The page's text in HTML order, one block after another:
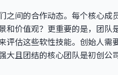
间的合作动态。每个核心成
和价值观？更重要的是，团队
评估这些软性技能。创始人需
且团结的核心团队是初创公